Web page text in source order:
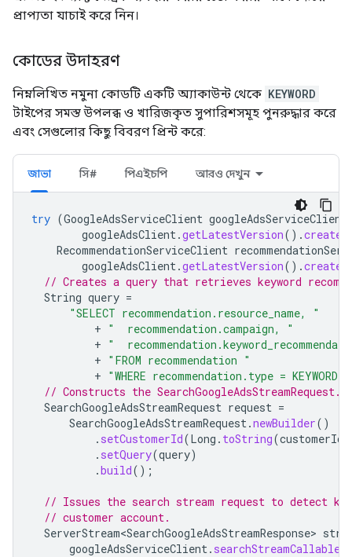
প্রাপ্যতা যাচাই করে নিন।
কোডের উদাহরণ
নিম্নলিখিত নমুনা কোডটি একটি অ্যাকাউন্ট থেকে KEYWORD
টাইপের সমস্ত উপলব্ধ ও খারিজকৃত সুপারিশসমূহ পুনরুদ্ধার করে
এবং সেগুলোর কিছু বিবরণ প্রিন্ট করে:
জাভা সি# পিএইচপি আরও দেখুন
try (GoogleAdsServiceClient googleAdsServiceClient
googleAdsClient.getLatestVersion().
RecommendationServiceClient
googleAdsClient.getLatestVersion().
// Creates a query that retrieves keyword
String query =
"SELECT recommendation.resource_name, "
+ "  recommendation.campaign, "
+ "
+ "FROM recommendation "
+ "WHERE recommendation.type = KEYWORD"
// Constructs the SearchGoogleAdsStreamRequest.
SearchGoogleAdsStreamRequest request =
SearchGoogleAdsStreamRequest.newBuilder()
. setCustomerId(Long . toString(customerId
. setQuery(query)
.build();
// Issues the search stream request to detect
// customer account.
ServerStream<SearchGoogleAdsStreamResponse>
googleAdsServiceClient. searchStreamCallable